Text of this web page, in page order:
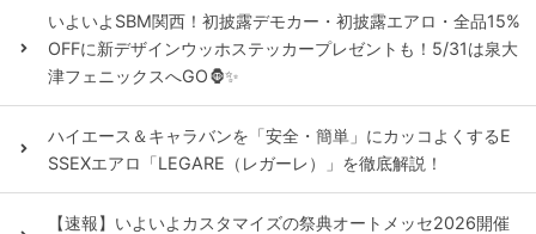
いよいよSBM関西！初披露デモカー・初披露エアロ・全品15%
OFFに新デザインウッホステッカープレゼントも！5/31は泉大
津フェニックスへGO🦍✨
ハイエース＆キャラバンを「安全・簡単」にカッコよくするE
SSEXエアロ「LEGARE（レガーレ）」を徹底解説！
【速報】いよいよカスタマイズの祭典オートメッセ2026開催